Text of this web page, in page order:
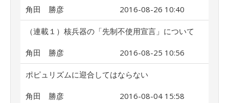
角田 勝彦 2016-08-26 10:40
（連載１）核兵器の「先制不使用宣言」について
角田 勝彦 2016-08-25 10:56
ポピュリズムに迎合してはならない
角田 勝彦 2016-08-04 15:58